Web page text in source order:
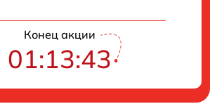
Конец акции
01:13:42